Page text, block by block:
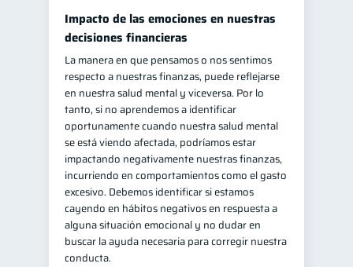
Salud financiera
Productos financieros 11
Organización Financiera 10
Deudas 10
Entidad financiera 8
Préstamos 8 Ahorro 8
Consejos 6
Tarjeta de crédito 6
Historial crediticio
Ciberseguridad
Impacto de las emociones en nuestras
decisiones financieras
La manera en que pensamos o nos sentimos
respecto a nuestras finanzas, puede reflejarse
en nuestra salud mental y viceversa. Por lo
tanto, si no aprendemos a identificar
oportunamente cuando nuestra salud mental
se está viendo afectada, podríamos estar
impactando negativamente nuestras finanzas,
incurriendo en comportamientos como el gasto
excesivo. Debemos identificar si estamos
cayendo en hábitos negativos en respuesta a
alguna situación emocional y no dudar en
buscar la ayuda necesaria para corregir nuestra
conducta.